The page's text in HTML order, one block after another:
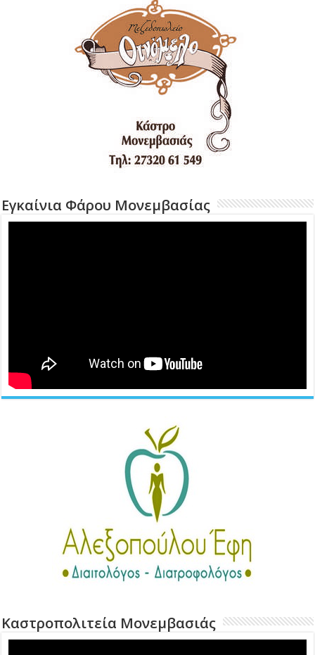
Εγκαίνια Φάρου Μονεμβασίας
Καστροπολιτεία Μονεμβασιάς